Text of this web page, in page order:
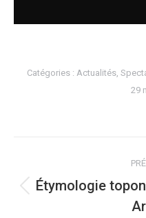
Catégories : Actualités
29
ARTICLE
Étymologie